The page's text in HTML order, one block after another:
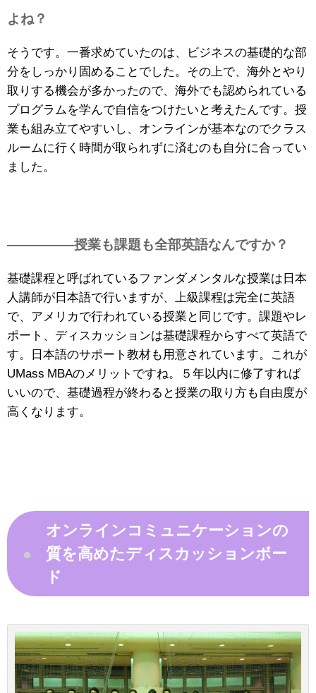
よね？
そうです。一番求めていたのは、ビジネスの基礎的な部
分をしっかり固めることでした。その上で、海外とやり
取りする機会が多かったので、海外でも認められている
プログラムを学んで自信をつけたいと考えたんです。 授
業も組み立てやすいし、オンラインが基本なのでクラス
ルームに行く時間が取られずに済むのも自分に合ってい
ました。
—————授業も課題も全部英語なんですか？
基礎課程と呼ばれているファンダメンタルな授業は日本
人講師が日本語で行いますが、上級課程は完全に英語
で、アメリカで行われている授業と同じです。課題やレ
ポート、ディスカッションは基礎課程からすべて英語で
す。日本語のサポート教材も用意されています。これが
UMass MBAのメリットですね。
５年以内に修了すれば
いいので、基礎過程が終わると授業の取り方も自由度が
高くなります。
●
オンラインコミュニケーションの
質を高めたディスカッションボー
ド